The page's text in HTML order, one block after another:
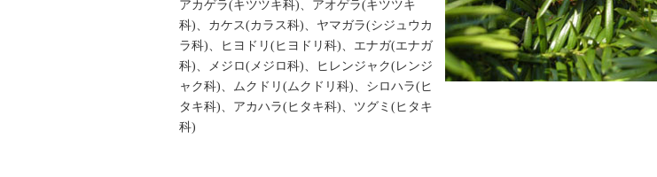
アカゲラ(キツツキ科)、アオゲラ(キツツキ
科)、カケス(カラス科)、ヤマガラ(シジュウカ
ラ科)、ヒヨドリ(ヒヨドリ科)、エナガ(エナガ
科)、メジロ(メジロ科)、ヒレンジャク(レンジ
ャク科)、ムクドリ(ムクドリ科)、シロハラ(ヒ
タキ科)、アカハラ(ヒタキ科)、ツグミ(ヒタキ
科)